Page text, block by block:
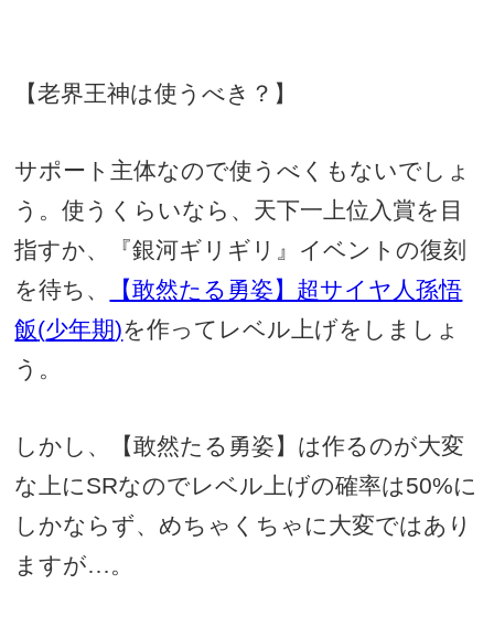
【老界王神は使うべき？】
サポート主体なので使うべくもないでしょ
う。使うくらいなら、天下一上位入賞を目
指すか、『銀河ギリギリ』イベントの復刻
を待ち、
【敢然たる勇姿】超サイヤ人孫悟
飯(少年期)を作ってレベル上げをしましょ
う。
しかし、【敢然たる勇姿】は作るのが大変
な上にSRなのでレベル上げの確率は50%に
しかならず、めちゃくちゃに大変ではあり
ますが…。